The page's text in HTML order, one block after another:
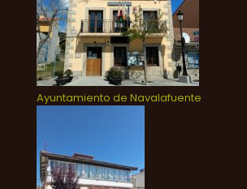
Ayuntamiento de Navalafuente